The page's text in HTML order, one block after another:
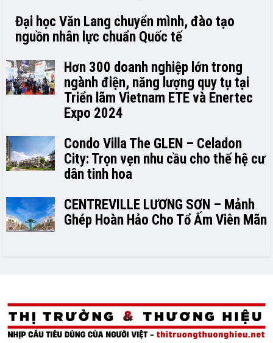
Đại học Văn Lang chuyển mình, đào tạo
nguồn nhân lực chuẩn Quốc tế
Hơn 300 doanh nghiệp lớn trong
ngành điện, năng lượng quy tụ tại
Triển lãm Vietnam ETE và Enertec
Expo 2024
Condo Villa The GLEN – Celadon
City: Trọn vẹn nhu cầu cho thế hệ cư
dân tinh hoa
CENTREVILLE LƯƠNG SƠN – Mảnh
Ghép Hoàn Hảo Cho Tổ Ấm Viên Mãn